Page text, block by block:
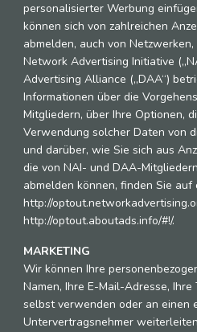
personalisierter Werbung
können sich von zahlreichen
abmelden, auch von
Network Advertising Initiative
Advertising Alliance („DAA“)
Informationen über die
Mitgliedern, über Ihre Optionen,
Verwendung solcher Daten von
und darüber, wie Sie sich aus
die von NAI- und DAA-
abmelden können, finden Sie
http://
http://optout.aboutads.info/#!/.
MARKETING
Wir können Ihre
Namen, Ihre E-Mail-Adresse,
selbst verwenden oder an einen
Untervertragsnehmer